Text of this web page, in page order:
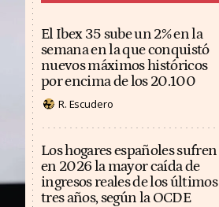
El Ibex 35 sube un 2% en la
semana en la que conquistó
nuevos máximos históricos
por encima de los 20.100
R. Escudero
Los hogares españoles sufren
en 2026 la mayor caída de
ingresos reales de los últimos
tres años, según la OCDE